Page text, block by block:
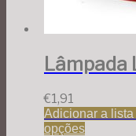
Lâmpada
€1,91
Adicionar a
opções